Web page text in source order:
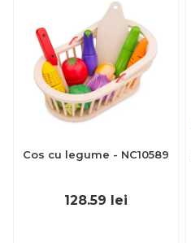
Cos cu legume - NC10589
128.59 lei